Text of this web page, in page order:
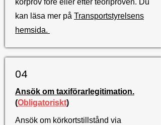
körprov före eller efter teoriproven. Du
kan läsa mer på Transportstyrelsens
hemsida.
04
Ansök om taxiförarlegitimation.
(Obligatoriskt)
Ansök om körkortstillstånd via